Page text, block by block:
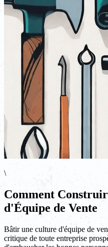
\
Comment
d'Équipe de Vente
Bâtir une culture d'équipe de
critique de toute entreprise